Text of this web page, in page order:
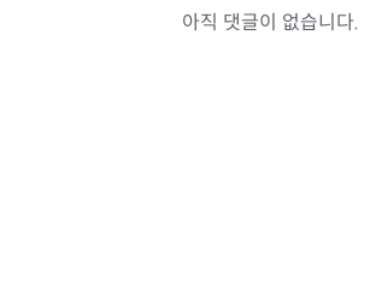
아직 댓글이 없습니다.